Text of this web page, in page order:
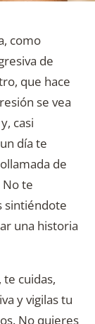
como
de
que hace
se vea
casi
día te
de
te
sintiéndote
una historia
te cuidas,
y vigilas tu
No quieres